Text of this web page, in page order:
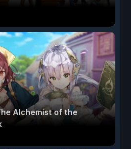
Alchemist of the